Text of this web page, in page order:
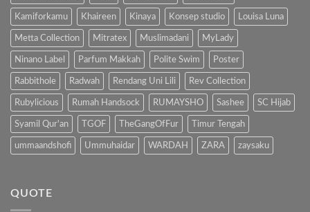
Kamiforkamu Khaireen Kinaya Konsep studio Louisa Luna
Metta Collection Mitratex Muslimadani MyLady
Ninano Label Parfum Makkah Polite Swim Poster
Rabbithole Radwah Rendang Uni Lili Rev Collection
Rubylicious Rumah Handsock RUMAYSHO Sashee SC Hijab
Syamil Qur'an TGOF TheGangOfFur Timur Tengah
ummaandshofi Ummuhaidar WARDAH ZARA zaysaku
QUOTE